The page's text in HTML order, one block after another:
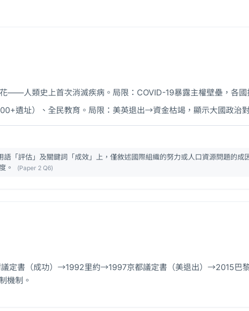
——人類史上首次消滅疾病。局限：COVID-19暴露主權壁壘，各國
遺址）、全民教育。局限：美英退出→資金枯竭，顯示大國政治
語「評估」及關鍵詞「成效」上，僅敘述國際組織的努力或人口資源問題的成
。
(Paper 2 Q6)
議定書（成功）→1992里約→1997京都議定書（美退出）→2015巴
機制。